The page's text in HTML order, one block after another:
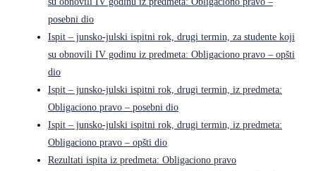
posebni dio
Ispit – junsko-julski ispitni rok, drugi termin, za studente koji
su obnovili IV godinu iz predmeta: Obligaciono pravo – opšti
dio
Ispit – junsko-julski ispitni rok, drugi termin, iz predmeta:
Obligaciono pravo – posebni dio
Ispit – junsko-julski ispitni rok, drugi termin, iz predmeta:
Obligaciono pravo – opšti dio
Rezultati ispita iz predmeta: Obligaciono pravo